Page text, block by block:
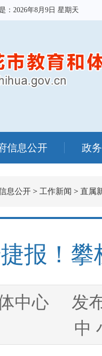
： 2026年8月9日 星期天
信息公开 政
息公开 > 工作新闻 > 直属
报！
中心 发
中